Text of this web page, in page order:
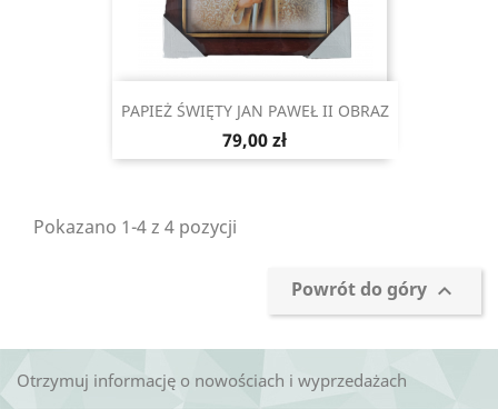
PAPIEŻ ŚWIĘTY JAN PAWEŁ II OBRAZ
Cena
79,00 zł
Pokazano 1-4 z 4 pozycji
Powrót do góry 
Otrzymuj informację o nowościach i wyprzedażach